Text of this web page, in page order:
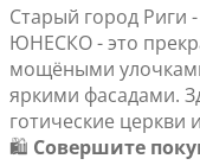
Старый город Риги
ЮНЕСКО - это
мощёными
яркими фасадами.
готические церкви
🛍️ Совершите